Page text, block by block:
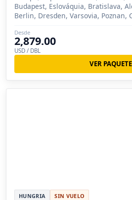
Budapest, Eslováquia, Bratislava,
Berlin, Dresden, Varsovia, Poznan,
Desde
2,879.00
USD / DBL
VER PAQUETE
HUNGRIA SIN VUELO